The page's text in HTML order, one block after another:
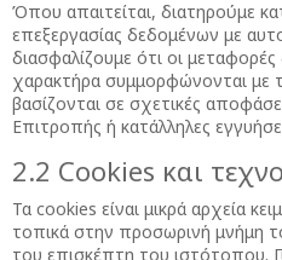
Όπου απαιτείται, διατηρούμε
επεξεργασίας δεδομένων με
διασφαλίζουμε ότι οι
χαρακτήρα συμμορφώνονται με
βασίζονται σε σχετικές
Επιτροπής ή κατάλληλες
2.2 Cookies και
Τα cookies είναι μικρά αρχεία
τοπικά στην προσωρινή μνήμη
του επισκέπτη του ιστότοπου.